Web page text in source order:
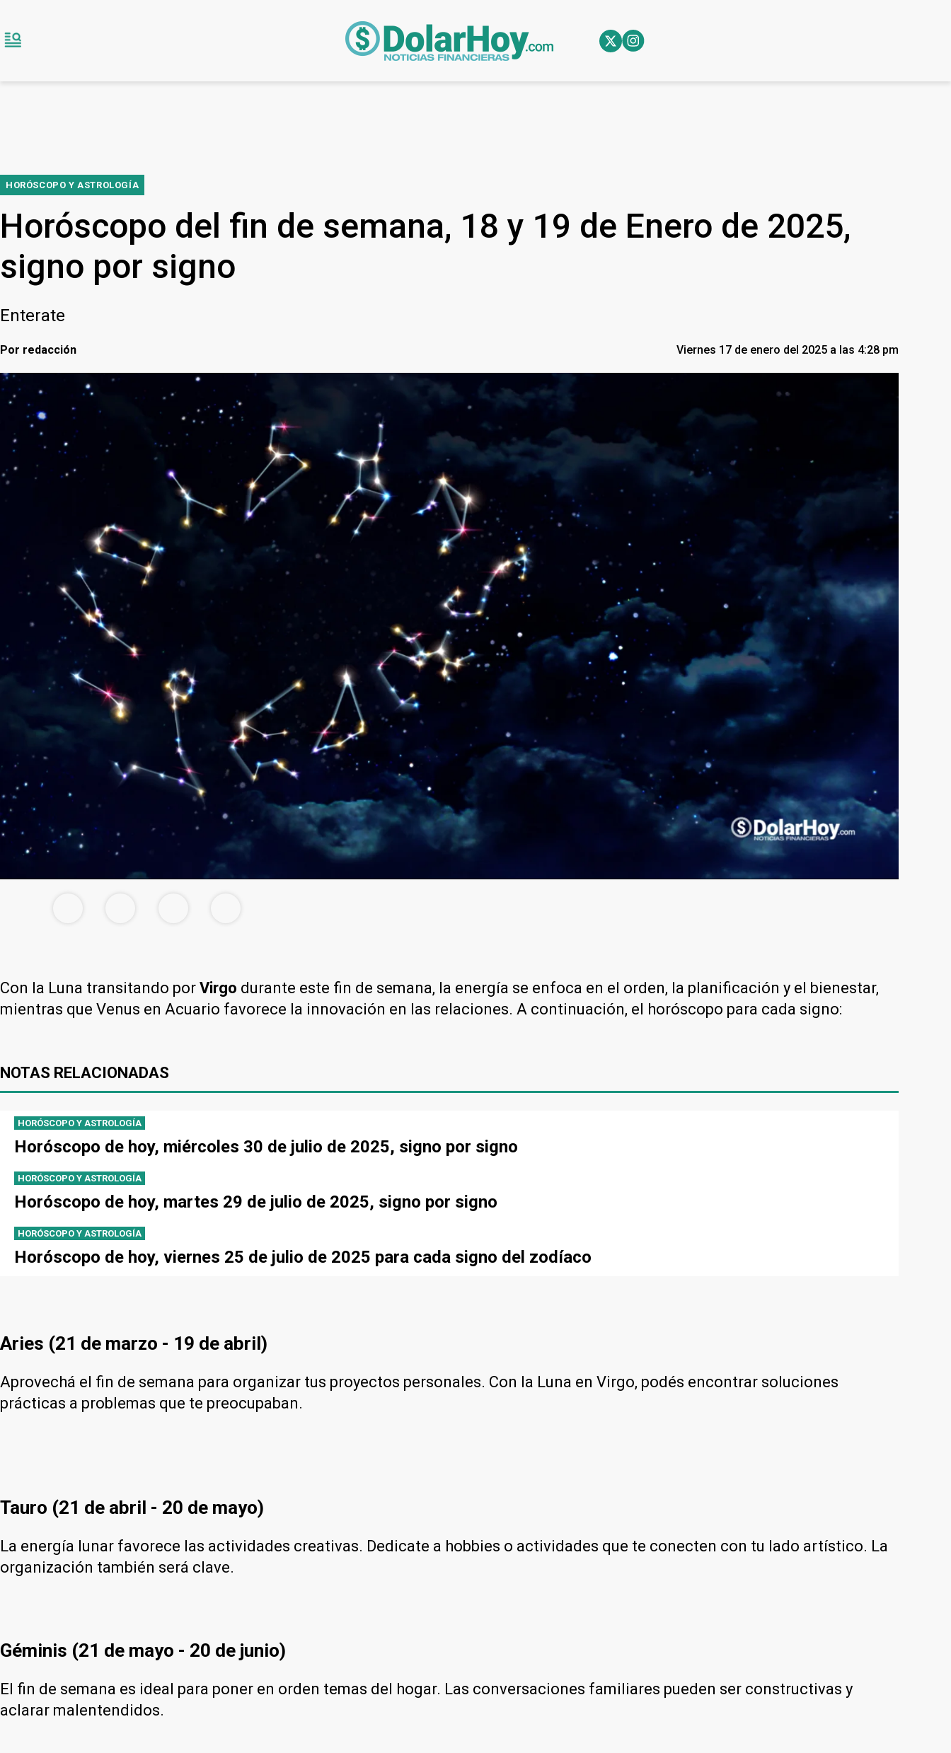
HORÓSCOPO Y ASTROLOGÍA
Horóscopo del fin de semana, 18 y 19 de Enero de 2025,
signo por signo
Enterate
Por redacción Viernes 17 de enero del 2025 a las 4:28 pm
Con la Luna transitando por Virgo durante este fin de semana, la energía se enfoca en el orden, la planificación y el bienestar,
mientras que Venus en Acuario favorece la innovación en las relaciones. A continuación, el horóscopo para cada signo:
NOTAS RELACIONADAS
HORÓSCOPO Y ASTROLOGÍA
Horóscopo de hoy, miércoles 30 de julio de 2025, signo por signo
HORÓSCOPO Y ASTROLOGÍA
Horóscopo de hoy, martes 29 de julio de 2025, signo por signo
HORÓSCOPO Y ASTROLOGÍA
Horóscopo de hoy, viernes 25 de julio de 2025 para cada signo del zodíaco
Aries (21 de marzo - 19 de abril)
Aprovechá el fin de semana para organizar tus proyectos personales. Con la Luna en Virgo, podés encontrar soluciones
prácticas a problemas que te preocupaban.
Tauro (21 de abril - 20 de mayo)
La energía lunar favorece las actividades creativas. Dedicate a hobbies o actividades que te conecten con tu lado artístico. La
organización también será clave.
Géminis (21 de mayo - 20 de junio)
El fin de semana es ideal para poner en orden temas del hogar. Las conversaciones familiares pueden ser constructivas y
aclarar malentendidos.